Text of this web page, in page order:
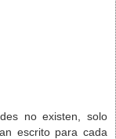
no existen, solo
escrito para cada